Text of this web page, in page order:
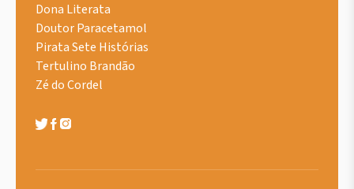
Dona Literata
Doutor Paracetamol
Pirata Sete Histórias
Tertulino Brandão
Zé do Cordel